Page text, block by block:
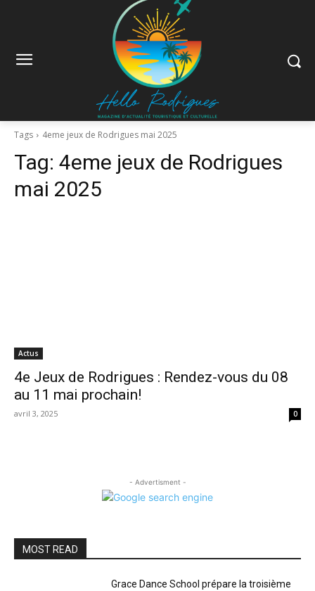
Tags 4eme jeux de Rodrigues mai 2025
Tag: 4eme jeux de Rodrigues
mai 2025
Actus
4e Jeux de Rodrigues : Rendez-vous du 08
au 11 mai prochain!
avril 3, 2025 0
- Advertisment -
MOST READ
Grace Dance School prépare la troisième